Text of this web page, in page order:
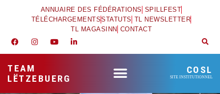
ANNUAIRE DES FÉDÉRATIONS SPILLFEST
TÉLÉCHARGEMENTSSTATUTS TL NEWSLETTER
TL MAGASINN CONTACT
TEAM
LËTZEBUERG
COSL
SITE INSTITUTIONNEL